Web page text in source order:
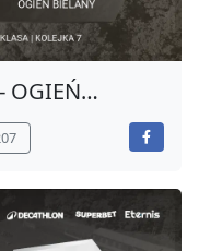
OGIEŃ